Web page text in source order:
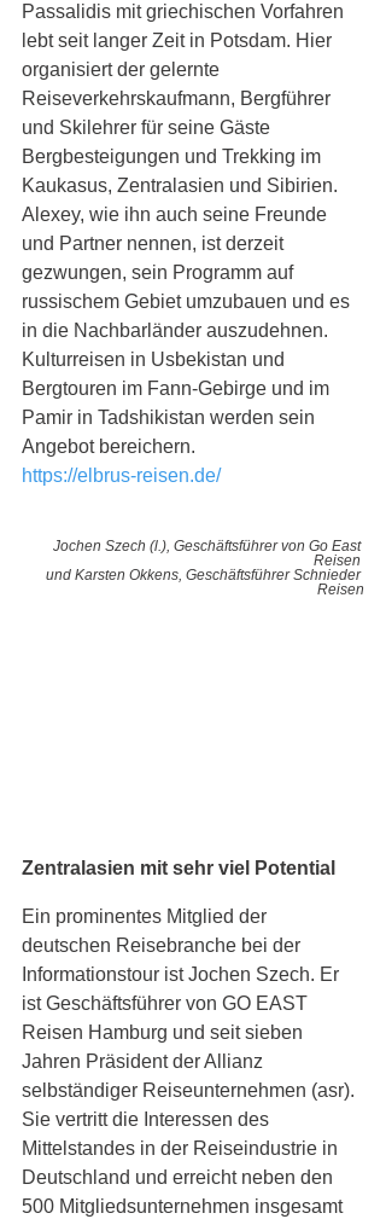
Passalidis mit griechischen Vorfahren
lebt seit langer Zeit in Potsdam. Hier
organisiert der gelernte
Reiseverkehrskaufmann, Bergführer
und Skilehrer für seine Gäste
Bergbesteigungen und Trekking im
Kaukasus, Zentralasien und Sibirien.
Alexey, wie ihn auch seine Freunde
und Partner nennen, ist derzeit
gezwungen, sein Programm auf
russischem Gebiet umzubauen und es
in die Nachbarländer auszudehnen.
Kulturreisen in Usbekistan und
Bergtouren im Fann-Gebirge und im
Pamir in Tadshikistan werden sein
Angebot bereichern.
https://elbrus-reisen.de/
Jochen Szech (l.), Geschäftsführer von Go East
Reisen
und Karsten Okkens, Geschäftsführer Schnieder
Reisen
Zentralasien mit sehr viel Potential
Ein prominentes Mitglied der
deutschen Reisebranche bei der
Informationstour ist Jochen Szech. Er
ist Geschäftsführer von GO EAST
Reisen Hamburg und seit sieben
Jahren Präsident der Allianz
selbständiger Reiseunternehmen (asr).
Sie vertritt die Interessen des
Mittelstandes in der Reiseindustrie in
Deutschland und erreicht neben den
500 Mitgliedsunternehmen insgesamt